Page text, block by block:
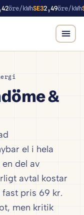
öre/kWhSE32,49öre/kWh
&
el i hela
del av
avtal kostar
pris 69 kr.
men kritik